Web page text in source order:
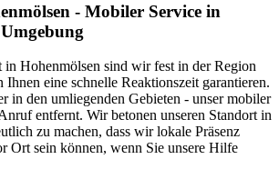
- Mobiler Service in
in Hohenmölsen sind wir fest in der Region
Ihnen eine schnelle Reaktionszeit garantieren.
in den umliegenden Gebieten - unser mobiler
entfernt. Wir betonen unseren Standort in
zu machen, dass wir lokale Präsenz
Ort sein können, wenn Sie unsere Hilfe